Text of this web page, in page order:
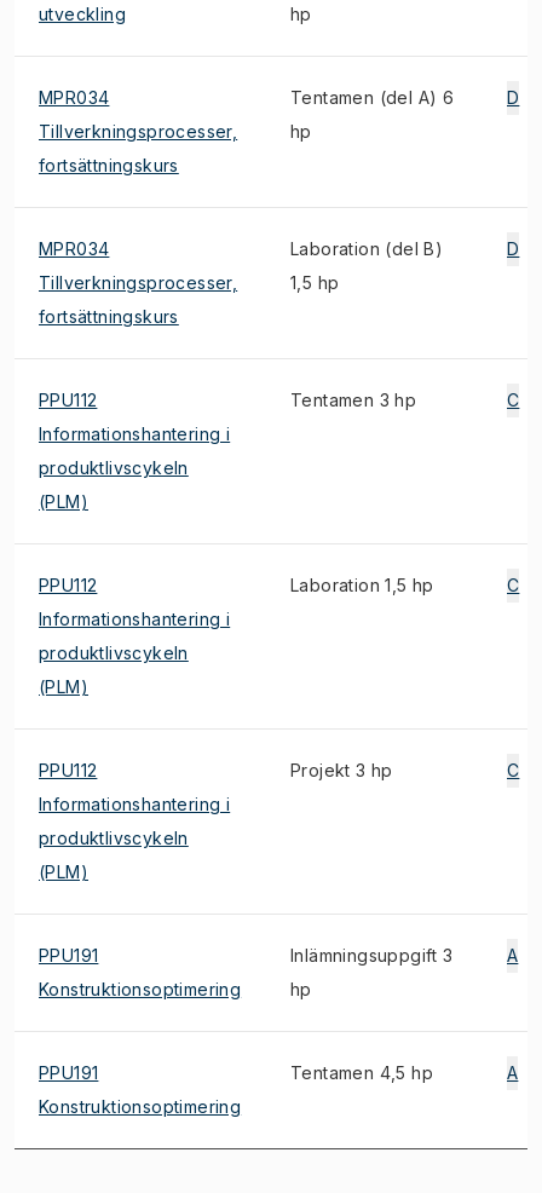
utveckling
hp
MPR034
Tillverkningsprocesser,
fortsättningskurs
Tentamen (del A) 6
hp
D
MPR034
Tillverkningsprocesser,
fortsättningskurs
Laboration (del B)
1,5 hp
D
PPU112
Informationshantering i
produktlivscykeln
(PLM)
Tentamen 3 hp C
PPU112
Informationshantering i
produktlivscykeln
(PLM)
Laboration 1,5 hp C
PPU112
Informationshantering i
produktlivscykeln
(PLM)
Projekt 3 hp C
PPU191
Konstruktionsoptimering
Inlämningsuppgift 3
hp
A
PPU191
Konstruktionsoptimering
Tentamen 4,5 hp A